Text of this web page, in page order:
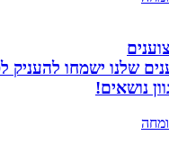
ישמחו להעניק לכם